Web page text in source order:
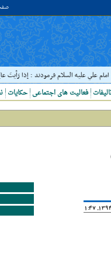
علي عليه السلام فرمودند : إذا رَأيتَ
حکایات فعالیت های اجتماعی